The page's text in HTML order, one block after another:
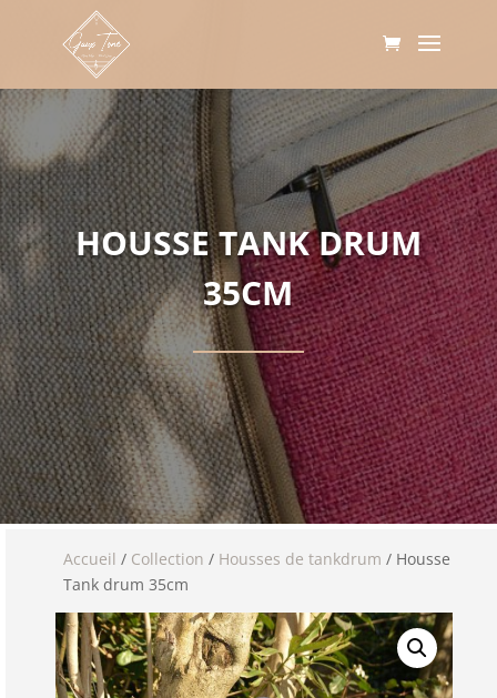
HOUSSE TANK DRUM
35CM
Accueil / Collection / Housses de tankdrum / Housse
Tank drum 35cm